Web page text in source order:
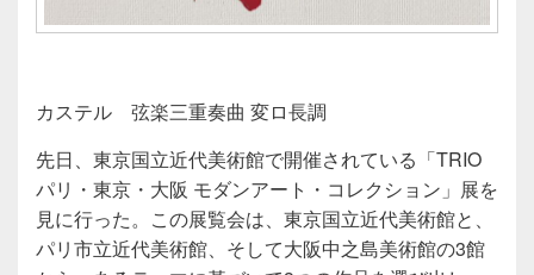
カステル 弦楽三重奏曲 変ロ長調
先日、東京国立近代美術館で開催されている「TRIO
パリ・東京・大阪 モダンアート・コレクション」展を
見に行った。この展覧会は、東京国立近代美術館と、
パリ市立近代美術館、そして大阪中之島美術館の3館